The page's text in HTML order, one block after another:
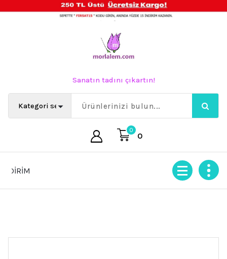
geç
Sanatın tadını çıkartın!
0
0